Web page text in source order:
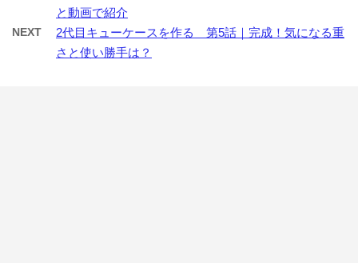
と動画で紹介
NEXT
2代目キューケースを作る 第5話｜完成！気になる重
さと使い勝手は？